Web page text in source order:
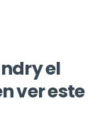
el
ver este